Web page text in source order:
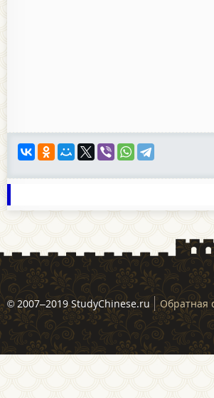
© 2007–2019 StudyChinese.ru Обратная